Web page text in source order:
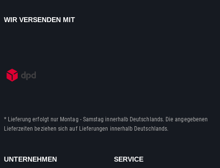
WIR VERSENDEN MIT
* Lieferung erfolgt nur Montag - Samstag innerhalb Deutschlands. Die angegebenen
Lieferzeiten beziehen sich auf Lieferungen innerhalb Deutschlands.
UNTERNEHMEN SERVICE